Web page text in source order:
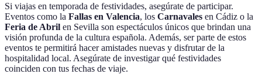
Si viajas en temporada de festividades, asegúrate de participar.
Eventos como la Fallas en Valencia, los Carnavales en Cádiz o la
Feria de Abril en Sevilla son espectáculos únicos que brindan una
visión profunda de la cultura española. Además, ser parte de estos
eventos te permitirá hacer amistades nuevas y disfrutar de la
hospitalidad local. Asegúrate de investigar qué festividades
coinciden con tus fechas de viaje.